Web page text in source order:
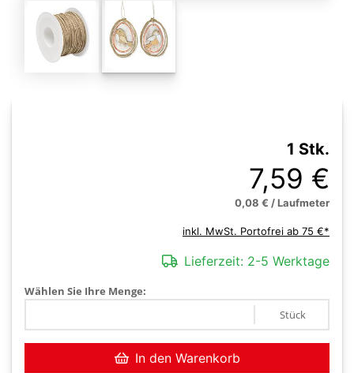
1 Stk.
7,59 €
0,08 € / Laufmeter
inkl. MwSt. Portofrei ab 75 €*
Lieferzeit: 2-5 Werktage
Wählen Sie Ihre Menge:
Stück
In den Warenkorb